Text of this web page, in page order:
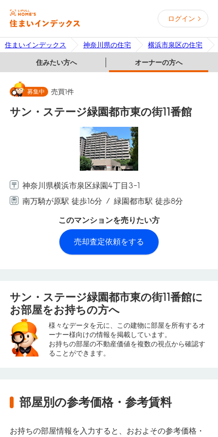
ログイン
住まいインデックス 神奈川県の住宅 横浜市泉区の住宅
住みたい方へ オーナーの方へ
募集中 売買1件
サン・ステージ緑園都市東の街11番館
このマンションを売りたい方
売却査定依頼をする
神奈川県横浜市泉区緑園4丁目3-1
南万騎が原駅 徒歩16分
緑園都市駅 徒歩8分
サン・ステージ緑園都市東の街11番館に
お部屋をお持ちの方へ
様々なデータを元に、この建物に部屋を所有するオ
ーナー様向けの情報を掲載しています。
お持ちの部屋の不動産価値を複数の視点から確認す
ることができます。
部屋別の参考価格・参考賃料
お持ちの部屋情報を入力すると、おおよその参考価格・